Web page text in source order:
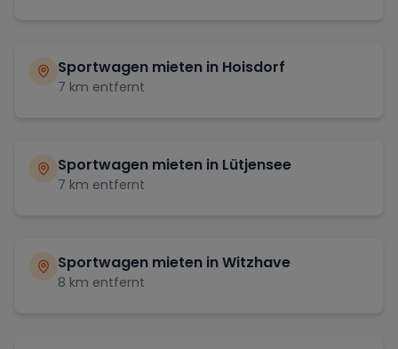
Sportwagen mieten in Hoisdorf
7 km entfernt
Sportwagen mieten in Lütjensee
7 km entfernt
Sportwagen mieten inWitzhave
8 km entfernt